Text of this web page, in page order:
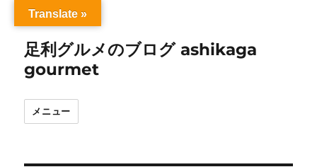
足利グルメのブログ ashikaga
gourmet
メニュー
Translate »